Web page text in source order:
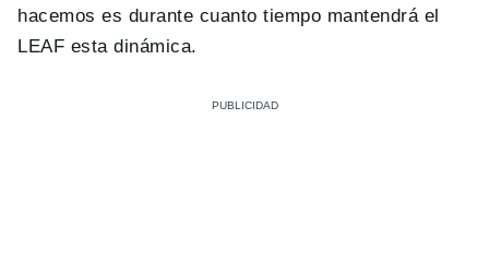
hacemos es durante cuanto tiempo mantendrá el
LEAF esta dinámica.